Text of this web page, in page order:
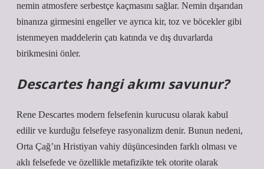
nemin atmosfere serbestçe kaçmasını sağlar. Nemin dışarıdan
binanıza girmesini engeller ve ayrıca kir, toz ve böcekler gibi
istenmeyen maddelerin çatı katında ve dış duvarlarda
birikmesini önler.
Descartes hangi akımı savunur?
Rene Descartes modern felsefenin kurucusu olarak kabul
edilir ve kurduğu felsefeye rasyonalizm denir. Bunun nedeni,
Orta Çağ’ın Hristiyan vahiy düşüncesinden farklı olması ve
aklı felsefede ve özellikle metafizikte tek otorite olarak